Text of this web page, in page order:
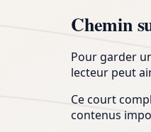
Chemin
Pour garder
lecteur peut
Ce court
contenus